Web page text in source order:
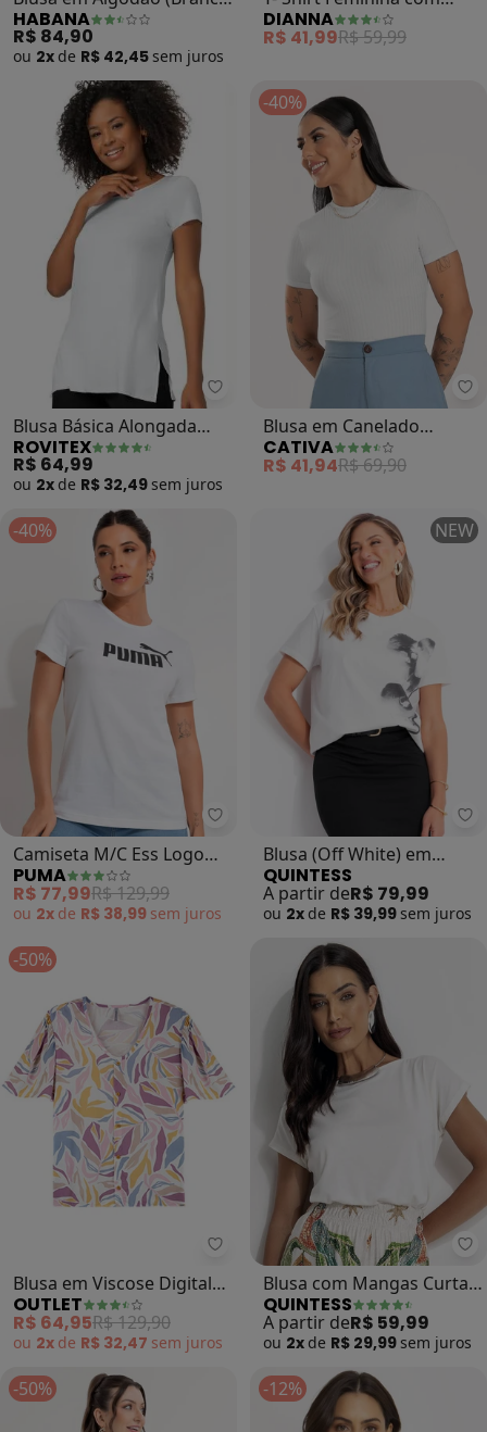
)HABANA
R$ 84,90
ou 2x de R$ 42,45 sem juros
Detalhe em Nó (Branco)
DIANNA
R$ 41,99R$ 59,99
Rovitex - Blusa Básica Alongada
Blusa Básica Alongada
Feminina (Branco)
ROVITEX
R$ 64,99
ou 2x de R$ 32,49 sem juros
-40%
Blusa em Canelado
(Branco)
CATIVA
R$ 41,94R$ 69,90
-40%
Puma - Camiseta M/C Ess Logo
Camiseta M/C Ess Logo
Tee W (Branco)
PUMA
R$ 77,99R$ 129,99
ou 2x de R$ 38,99 sem juros
NEW
Blusa (Off White) em
Malha de Algodão
Penteado
QUINTESS
A partir deR$ 79,99
ou 2x de R$ 39,99 sem juros
-50%
Outlet - Blusa em Viscose
Blusa em Viscose Digital
Adulto Feminino (Branco)
OUTLET
R$ 64,95R$ 129,90
ou 2x de R$ 32,47 sem juros
Blusa com Mangas Curtas
(Off White)
QUINTESS
A partir deR$ 59,99
ou 2x de R$ 29,99 sem juros
-50% -12%